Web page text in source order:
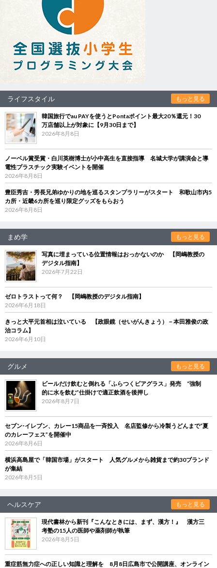
ライフスタイル もっと見る
韓国旅行でau PAYを使うとPontaポイント最大20％還元！30
万店舗以上が対象に【9月30日まで】
2026年8月8日
ノーベル賞受賞・白川英樹博士が小中高生を直接指導 名城大学が講演会と導
電性プラスチック実験イベントを開催
2026年8月8日
豊臣秀吉・秀長兄弟ゆかりの地を巡るスタンプラリーがスタート 和歌山市内5
カ所・近畿6カ所を巡り限定グッズをもらおう
2026年8月8日
まめ学 もっと見る
写真に埋まっている位置情報はおっかないのか 【岡嶋教授の
デジタル指南】
2026年7月22日
ゼロトラストって何？ 【岡嶋教授のデジタル指南】
2026年6月18日
きっと大平元首相は泣いている 【政眼鏡（せいがんきょう）－本田雅俊の政
治コラム】
2026年6月10日
グルメ もっと見る
ビールだけ飲むと倒れる「ふらつくビアグラス」発売 “強制
的に水を飲む”仕掛けで適正飲酒を後押し
2026年8月7日
セブン‐イレブン、カレー15商品を一斉投入 名店監修から冷製うどんまで“夏
のカレーフェス”を開催中
2026年8月6日
横浜高島屋で「韓国市場」がスタート 人気グルメから雑貨まで約30ブランド
が集結
2026年8月5日
ヘルスケア もっと見る
現代書林から新刊『こんなときには、まず、漢方！』 漢方三
考塾の15人の医師や薬剤師が執筆
2026年8月5日
重症筋無力症への正しい知識と理解を 8月8日広島市で公開講座、オンライン